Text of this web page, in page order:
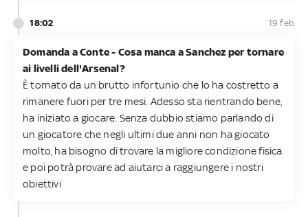
18:02 19 feb
Domanda a Conte - Cosa manca a Sanchez per tornare
ai livelli dell'Arsenal?
È tornato da un brutto infortunio che lo ha costretto a
rimanere fuori per tre mesi. Adesso sta rientrando bene,
ha iniziato a giocare. Senza dubbio stiamo parlando di
un giocatore che negli ultimi due anni non ha giocato
molto, ha bisogno di trovare la migliore condizione fisica
e poi potrà provare ad aiutarci a raggiungere i nostri
obiettivi